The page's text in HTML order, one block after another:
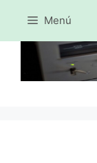
Saltar
al
contenido
Menú